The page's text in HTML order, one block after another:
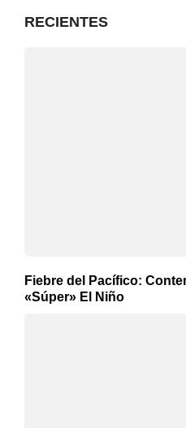
RECIENTES
Fiebre del Pacífico:
«Súper» El Niño